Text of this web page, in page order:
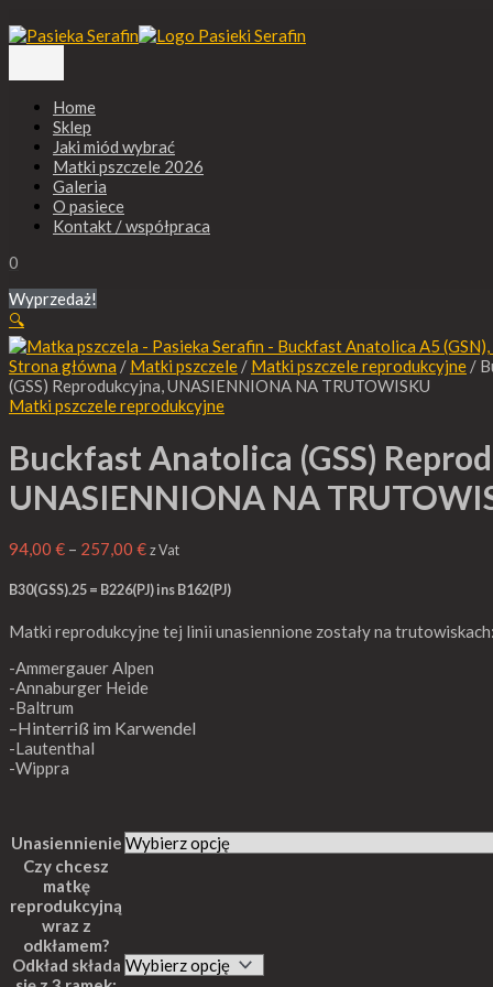
do
treści
Home
Sklep
Jaki miód wybrać
Matki pszczele 2026
Galeria
O pasiece
Kontakt / współpraca
0
Wyprzedaż!
🔍
Strona główna / Matki pszczele / Matki pszczele reprodukcyjne /
(GSS) Reprodukcyjna, UNASIENNIONA NA TRUTOWISKU
Matki pszczele reprodukcyjne
Buckfast Anatolica (GSS)
UNASIENNIONA NA
94,00 € – 257,00 €
cen:
od
z Vat
B30(GSS).25 = B226(PJ) ins B162(PJ)
Matki reprodukcyjne tej linii unasiennione zostały na trutowiskach:
-Ammergauer Alpen
-Annaburger Heide
-Baltrum
–Hinterriß im Karwendel
-Lautenthal
-Wippra
Unasiennienie
Czy chcesz
matkę
reprodukcyjną
wraz z
odkłamem?
Odkład składa
Buckfast
Anatolica
UNASIENNIONA
TRUTOWISKU